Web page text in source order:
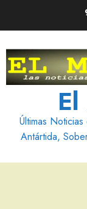
Últimas
Antártida,